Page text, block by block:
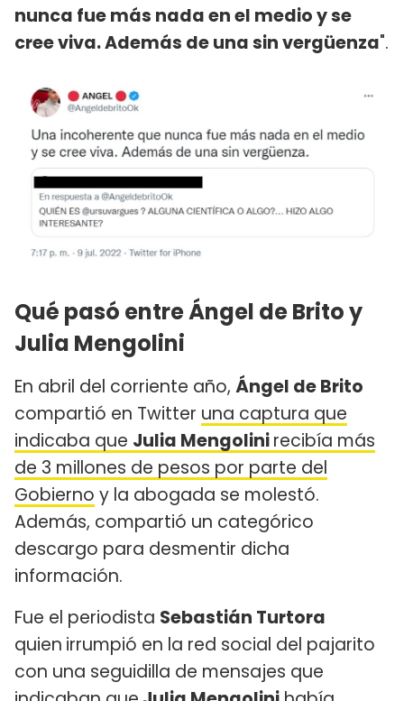
nunca fue más nada en el medio y se
cree viva. Además de una sin vergüenza".
Qué pasó entre Ángel de Brito y
Julia Mengolini
En abril del corriente año, Ángel de Brito
compartió en Twitter una captura que
indicaba que Julia Mengolinirecibía más
de 3 millones de pesos por parte del
Gobierno y la abogada se molestó.
Además, compartió un categórico
descargo para desmentir dicha
información.
Fue el periodista Sebastián Turtora
quien irrumpió en la red social del pajarito
con una seguidilla de mensajes que